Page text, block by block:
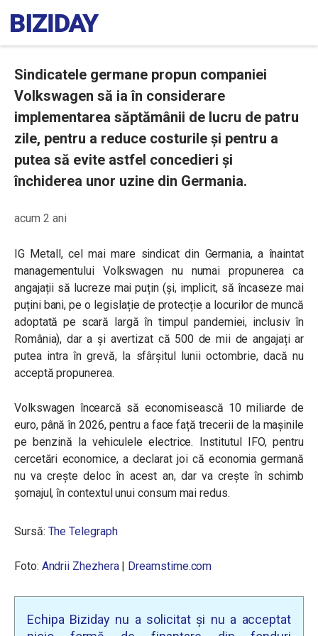
Sindicatele germane propun companiei
Volkswagen să ia în considerare
implementarea săptămânii de lucru de patru
zile, pentru a reduce costurile și pentru a
putea să evite astfel concedieri și
închiderea unor uzine din Germania.
acum 2 ani
IG Metall, cel mai mare sindicat din Germania, a înaintat
managementului Volkswagen nu numai propunerea ca
angajații să lucreze mai puțin (și, implicit, să încaseze mai
puțini bani, pe o legislație de protecție a locurilor de muncă
adoptată pe scară largă în timpul pandemiei, inclusiv în
România), dar a și avertizat că 500 de mii de angajați ar
putea intra în grevă, la sfârșitul lunii octombrie, dacă nu
acceptă propunerea.
Volkswagen încearcă să economisească 10 miliarde de
euro, până în 2026, pentru a face față trecerii de la mașinile
pe benzină la vehiculele electrice. Institutul IFO, pentru
cercetări economice, a declarat joi că economia germană
nu va crește deloc în acest an, dar va crește în schimb
șomajul, în contextul unui consum mai redus.
Sursă: The Telegraph
Foto: Andrii Zhezhera| Dreamstime.com
Echipa Biziday nu a solicitat și nu a acceptat